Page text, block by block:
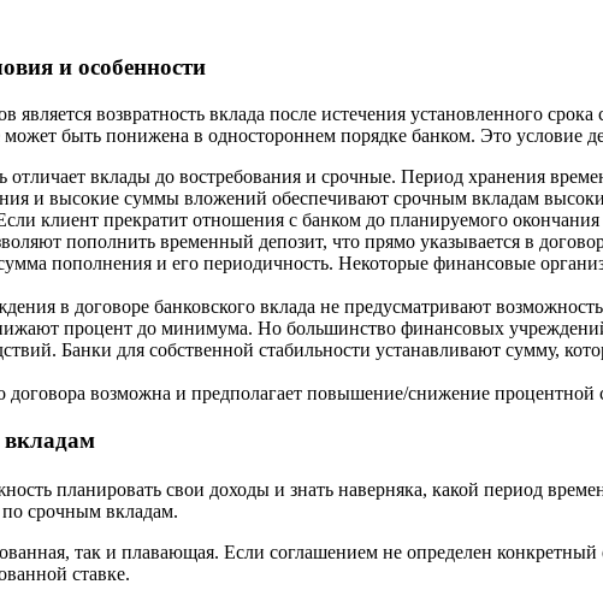
и особенности
возвратность вклада после истечения установленного
быть понижена в одностороннем порядке банком. Это условие
вклады до востребования и срочные. Период хранения
и высокие суммы вложений обеспечивают срочным вкладам
клиент прекратит отношения с банком до планируемого
пополнить временный депозит, что прямо указывается в
пополнения и его периодичность. Некоторые финансовые
в договоре банковского вклада не предусматривают
процент до минимума. Но большинство финансовых
Банки для собственной стабильности устанавливают сумму,
договора возможна и предполагает повышение/снижение
планировать свои доходы и знать наверняка, какой период
срочным вкладам.
так и плавающая. Если соглашением не определен
ставке.